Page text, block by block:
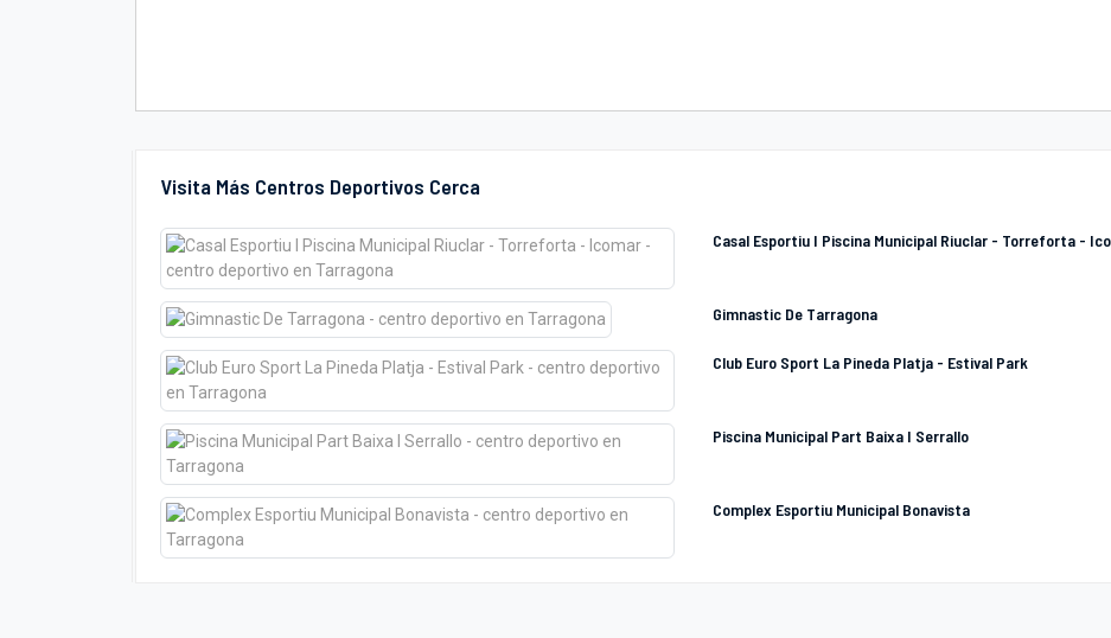
Visita Más Centros Deportivos Cerca
Casal Esportiu I Piscina Municipal Riuclar - Torreforta -
Gimnastic De Tarragona
Club Euro Sport La Pineda Platja - Estival Park
Piscina Municipal Part Baixa I Serrallo
Complex Esportiu Municipal Bonavista